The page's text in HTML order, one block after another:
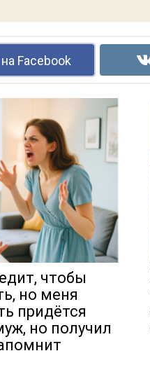
Facebook
чтобы
но меня
придётся
но получил